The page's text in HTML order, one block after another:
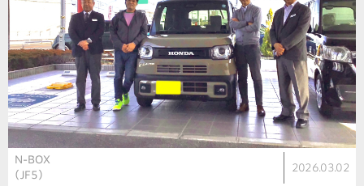
N-BOX
（JF5）
2026.03.02